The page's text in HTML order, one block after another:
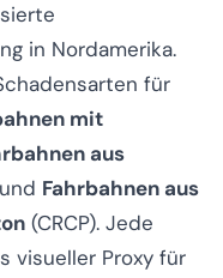
in Nordamerika.
für
mit
aus
Fahrbahnen aus
(CRCP). Jede
visueller Proxy für